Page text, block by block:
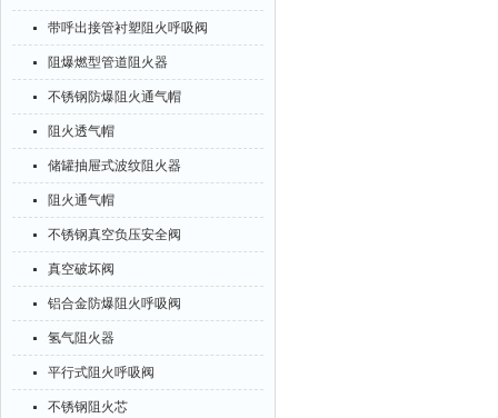
带呼出接管衬塑阻火呼吸阀
阻爆燃型管道阻火器
不锈钢防爆阻火通气帽
阻火透气帽
储罐抽屉式波纹阻火器
阻火通气帽
不锈钢真空负压安全阀
真空破坏阀
铝合金防爆阻火呼吸阀
氢气阻火器
平行式阻火呼吸阀
不锈钢阻火芯